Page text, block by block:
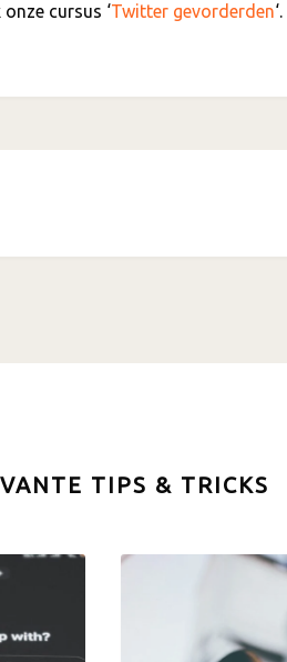
cursus ‘Twitter gevorderden‘.
TIPS & TRICKS